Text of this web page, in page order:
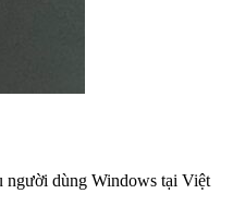
người dùng Windows tại Việt